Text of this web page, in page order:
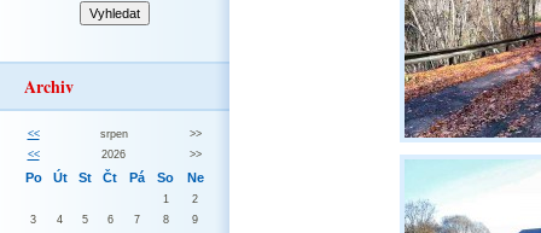
Archiv
<< srpen
>>
<<
2026 >>
Po Út St Čt Pá So Ne
1
2
3
4 5 6 7 8
9